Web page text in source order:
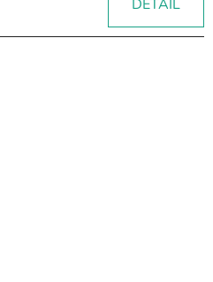
DETAIL